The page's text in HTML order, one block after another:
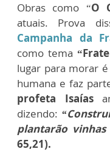
Obras como “O
atuais. Prova
Campanha da
como tema
lugar para morar
humana e faz
profeta Isaías
dizendo:
plantarão
65,21).